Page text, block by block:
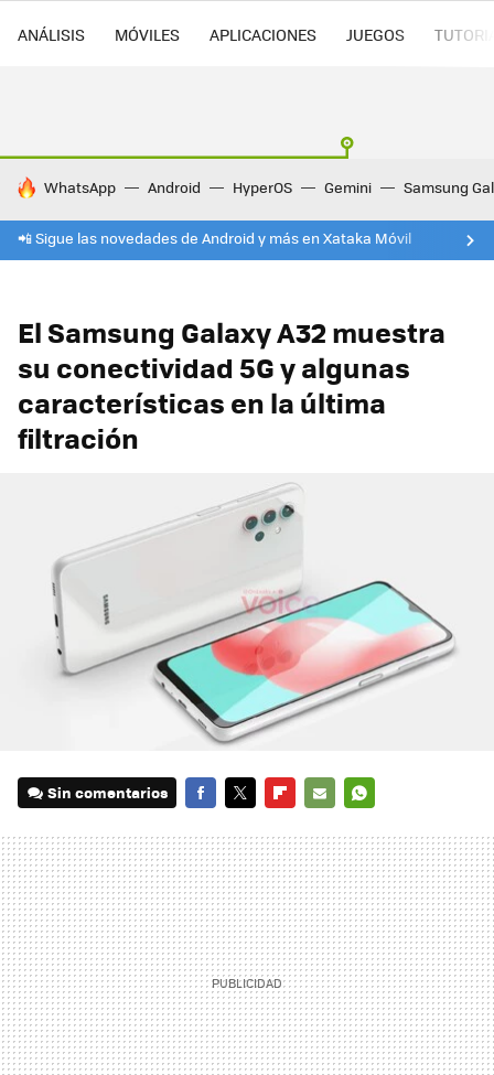
ANÁLISIS MÓVILES APLICACIONES JUEGOS
HOY SE HABLA DE
WhatsApp Android HyperOS Gemini Samsung
📲 Sigue las novedades de Android y más en Xataka Móvil
El Samsung Galaxy A32 muestra
su conectividad 5G y algunas
características en la última
filtración
Sin comentarios
MAIL